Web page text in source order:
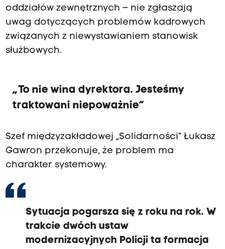
oddziałów zewnętrznych – nie zgłaszają
uwag dotyczących problemów kadrowych
związanych z niewystawianiem stanowisk
służbowych.
„To nie wina dyrektora. Jesteśmy
traktowani niepoważnie”
Szef międzyzakładowej „Solidarności” Łukasz
Gawron przekonuje, że problem ma
charakter systemowy.
Sytuacja pogarsza się z roku na rok. W
trakcie dwóch ustaw
modernizacyjnych Policji ta formacja